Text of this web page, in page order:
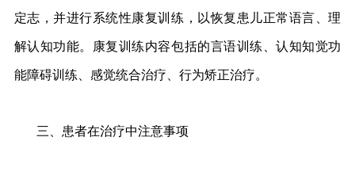
定志，并进行系统性康复训练，以恢复患儿正常语言、理
解认知功能。康复训练内容包括的言语训练、认知知觉功
能障碍训练、感觉统合治疗、行为矫正治疗。
三、患者在治疗中注意事项